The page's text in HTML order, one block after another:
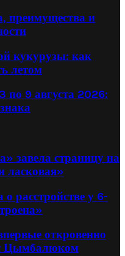
преимущества и
кукурузы: как
летом
по 9 августа 2026:
завела страницу на
ласковая»
расстройстве у 6-
откровенно
Цымбалюком